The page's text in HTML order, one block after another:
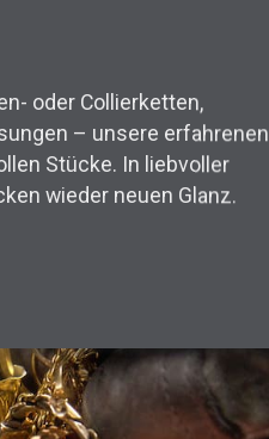
oder Collierketten,
– unsere erfahrenen
Stücke. In liebvoller
wieder neuen Glanz.